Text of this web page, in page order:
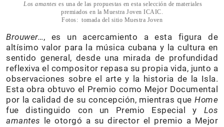
Los amantes es una de las propuestas en esta selección de materiales
premiados en la Muestra Joven ICAIC.
Fotos: tomada del sitio Muestra Joven
Brouwer…, es un acercamiento a esta figura de
altísimo valor para la música cubana y la cultura en
sentido general, desde una mirada de profundidad
reflexiva el compositor repasa su propia vida, junto a
observaciones sobre el arte y la historia de la Isla.
Esta obra obtuvo el Premio como Mejor Documental
por la calidad de su concepción, mientras que Home
fue distinguido con un Premio Especial y Los
amantes le otorgó a su director el premio a Mejor